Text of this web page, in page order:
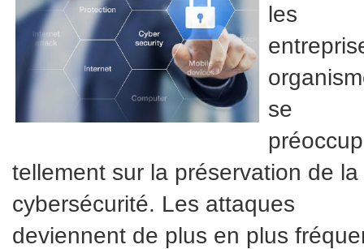
les
se
tellement sur la préservation de la
cybersécurité. Les attaques
deviennent de plus en plus